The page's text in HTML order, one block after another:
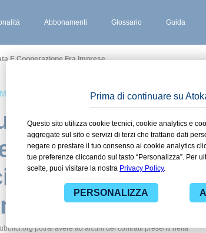
Abbonamenti Glossario Guida
E Cooperazione Fra Imprese
DI SEMIANA
stipulati
di Semiana in
privata e
fra imprese
potrai avere ad alcuni dei contratti presenti nella